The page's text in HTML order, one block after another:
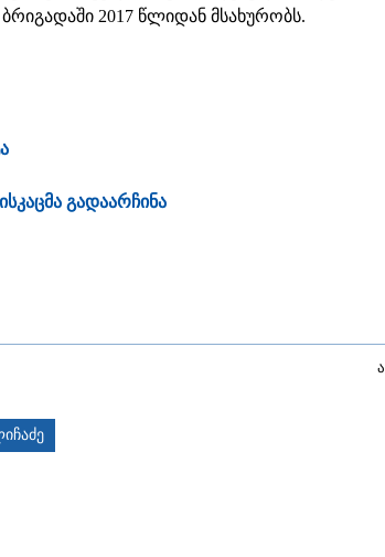
2017 წლიდან მსახურობს.
გადაარჩინა